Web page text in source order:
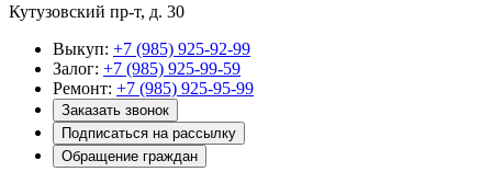
Кутузовский пр-т, д. 30
Выкуп: +7 (985) 925-92-99
Залог: +7 (985) 925-99-59
Ремонт: +7 (985) 925-95-99
Заказать звонок
Подписаться на рассылку
Обращение граждан